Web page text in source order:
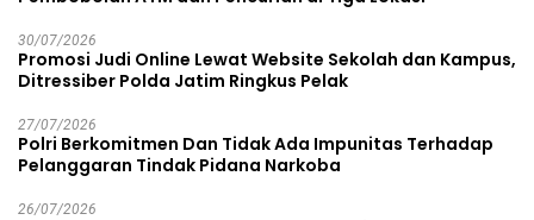
30/07/2026
Promosi Judi Online Lewat Website Sekolah dan Kampus,
Ditressiber Polda Jatim Ringkus Pelak
27/07/2026
Polri Berkomitmen Dan Tidak Ada Impunitas Terhadap
Pelanggaran Tindak Pidana Narkoba
26/07/2026